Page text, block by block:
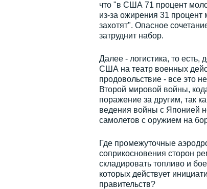
что "в США 71 процент
из-за ожирения 31
захотят". Опасное
затруднит набор.
Далее - логистика, то есть,
США на театр военных
продовольствие - все это
Второй мировой войны,
поражение за другим, так
ведения войны с Японией
самолетов с оружием на
Где промежуточные
соприкосновения сторон
складировать топливо и
которых действует
правительств?